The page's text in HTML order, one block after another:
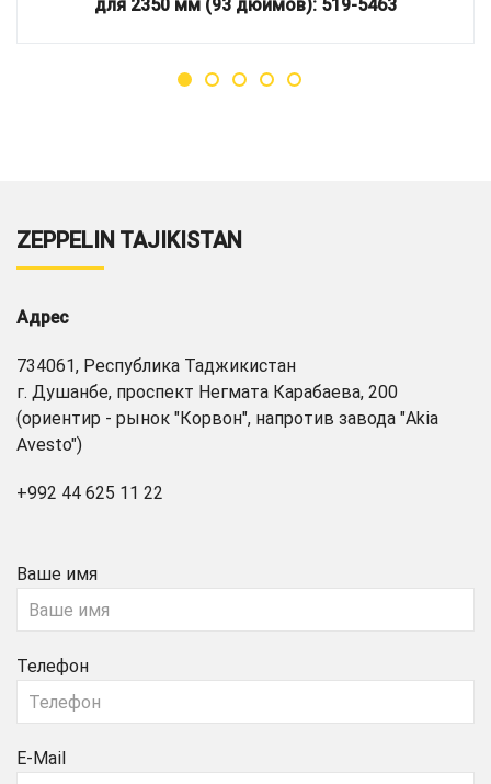
для 2350 мм (93 дюймов): 519-5463
ZEPPELIN TAJIKISTAN
Адрес
734061, Республика Таджикистан
г. Душанбе, проспект Негмата Карабаева, 200
(ориентир - рынок "Корвон", напротив завода "Akia
Avesto")
+992 44 625 11 22
Ваше имя
Телефон
E-Mail